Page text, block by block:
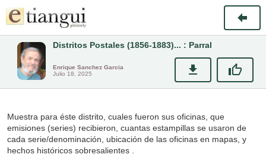
Distritos Postales (1856-1883)... : Parral
Enrique Sanchez Garcia
Julio 18, 2025
Muestra para éste distrito, cuales fueron sus oficinas, que
emisiones (series) recibieron, cuantas estampillas se usaron de
cada serie/denominación, ubicación de las oficinas en mapas, y
hechos históricos sobresalientes .